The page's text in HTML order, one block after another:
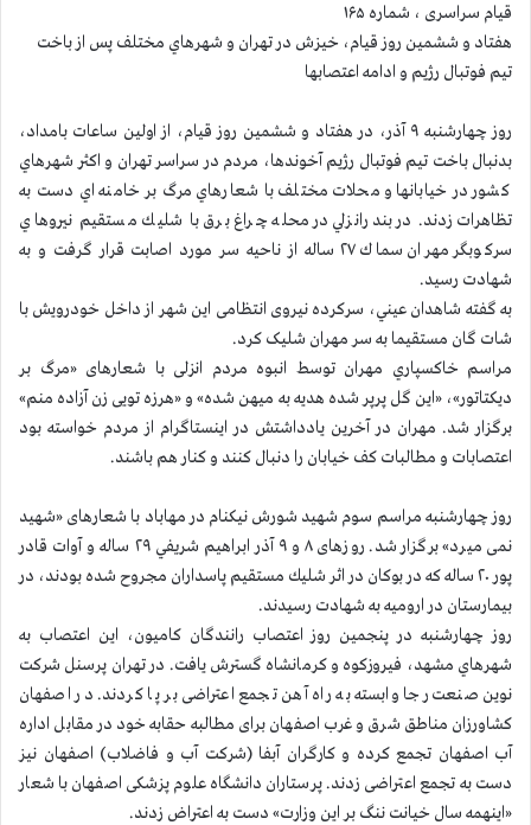
قيام سراسری ، شماره ۱۶۵
هفتاد و ششمین روز قیام، خيزش در تهران و شهرهاي مختلف پس از باخت
تيم فوتبال رژيم و ادامه اعتصابها
روز چهارشنبه ۹ آذر، در هفتاد و ششمین روز قیام، از اولین ساعات بامداد،
بدنبال باخت تيم فوتبال رژيم آخوندها، مردم در سراسر تهران و اكثر شهرهاي
كشور در خیابانها و محلات مختلف با شعارهاي مرگ بر خامنه اي دست به
تظاهرات زدند. در بندرانزلي در محله چراغ برق با شليك مستقيم نيروهاي
سركوبگر مهران سماك ۲۷ ساله از ناحيه سر مورد اصابت قرار گرفت و به
شهادت رسيد.
به گفته شاهدان عيني، سرکرده نیروی انتظامی این شهر از داخل خودرویش با
شات گان مستقیما به سر مهران شلیک کرد.
مراسم خاكسپاري مهران توسط انبوه مردم انزلی با شعارهای «مرگ بر
دیکتاتور»، «این گل پرپر شده هدیه به میهن شده» و «هرزه تویی زن آزاده منم»
برگزار شد. مهران در آخرین یادداشتش در اینستاگرام از مردم خواسته بود
اعتصابات و مطالبات کف خیابان را دنبال کنند و کنار هم باشند.
روز چهارشنبه مراسم سوم شهید شورش نیکنام در مهاباد با شعارهای «شهید
نمی میرد» برگزار شد. روزهای ۸ و ۹ آذر ابراهيم شريفي ۲۹ ساله و آوات قادر
پور ۲۰ ساله كه در بوكان در اثر شليك مستقيم پاسداران مجروح شده بودند، در
بيمارستان در اروميه به شهادت رسيدند.
روز چهارشنبه در پنجمین روز اعتصاب رانندگان کامیون، این اعتصاب به
شهرهاي مشهد، فیروزکوه و کرمانشاه گسترش يافت. در تهران پرسنل شرکت
نوین صنعت رجا وابسته به راه آهن تجمع اعتراضی بر پا کردند. در اصفهان
کشاورزان مناطق شرق و غرب اصفهان برای مطالبه حقابه خود در مقابل اداره
آب اصفهان تجمع کرده و کارگران آبفا (شرکت آب و فاضلاب) اصفهان نیز
دست به تجمع اعتراضی زدند. پرستاران دانشگاه علوم پزشکی اصفهان با شعار
«اینهمه سال خیانت ننگ بر این وزارت» دست به اعتراض زدند.